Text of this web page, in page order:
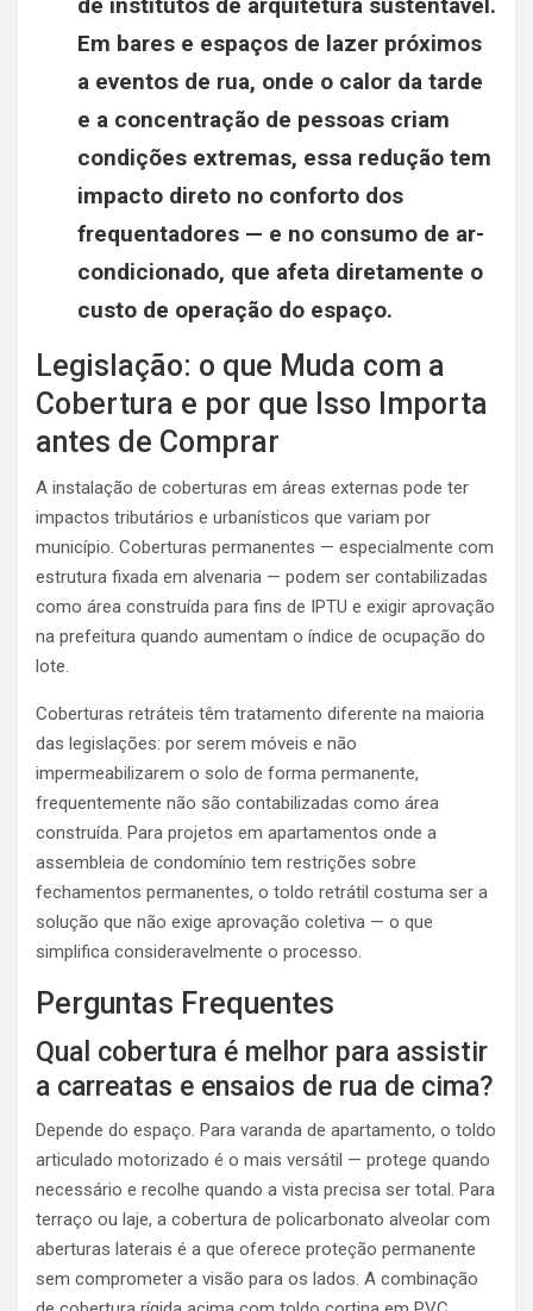
de institutos de arquitetura sustentável.
Em bares e espaços de lazer próximos
a eventos de rua, onde o calor da tarde
e a concentração de pessoas criam
condições extremas, essa redução tem
impacto direto no conforto dos
frequentadores — e no consumo de ar-
condicionado, que afeta diretamente o
custo de operação do espaço.
Legislação: o que Muda com a
Cobertura e por que Isso Importa
antes de Comprar
A instalação de coberturas em áreas externas pode ter
impactos tributários e urbanísticos que variam por
município. Coberturas permanentes — especialmente com
estrutura fixada em alvenaria — podem ser contabilizadas
como área construída para fins de IPTU e exigir aprovação
na prefeitura quando aumentam o índice de ocupação do
lote.
Coberturas retráteis têm tratamento diferente na maioria
das legislações: por serem móveis e não
impermeabilizarem o solo de forma permanente,
frequentemente não são contabilizadas como área
construída. Para projetos em apartamentos onde a
assembleia de condomínio tem restrições sobre
fechamentos permanentes, o toldo retrátil costuma ser a
solução que não exige aprovação coletiva — o que
simplifica consideravelmente o processo.
Perguntas Frequentes
Qual cobertura é melhor para assistir
a carreatas e ensaios de rua de cima?
Depende do espaço. Para varanda de apartamento, o toldo
articulado motorizado é o mais versátil — protege quando
necessário e recolhe quando a vista precisa ser total. Para
terraço ou laje, a cobertura de policarbonato alveolar com
aberturas laterais é a que oferece proteção permanente
sem comprometer a visão para os lados. A combinação